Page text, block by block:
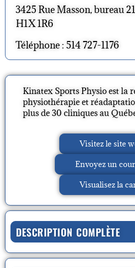
3425 Rue Masson, bureau
H1X 1R6
Téléphone : 514 727-1176
Kinatex Sports Physio est la
physiothérapie et
plus de 30 cliniques au
Visitez le site
Envoyez un
Visualisez la
DESCRIPTION COMPLÈTE